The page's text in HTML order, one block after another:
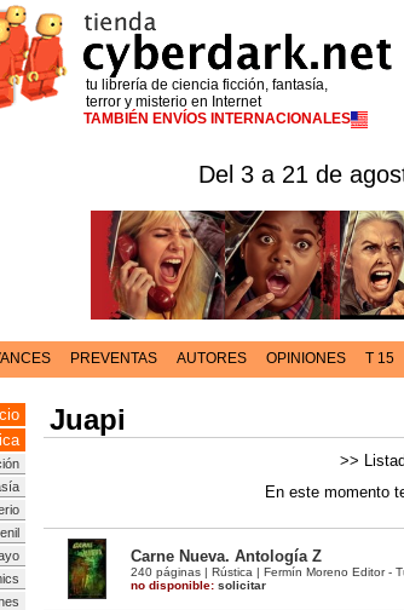
tu librería de ciencia ficción, fantasía,
terror y misterio en Internet
TAMBIÉN ENVÍOS INTERNACIONALES
Del 3 a 21 de
PREVENTAS AUTORES OPINIONES T 15
Juapi
>>
En este momento
Carne Nueva. Antología Z
240 páginas | Rústica | Fermín Moreno Editor -
no disponible: solicitar